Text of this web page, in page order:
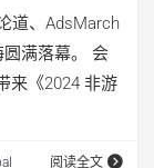
道、AdsMarch
满落幕。 会
来《2024 非游
阅读全文